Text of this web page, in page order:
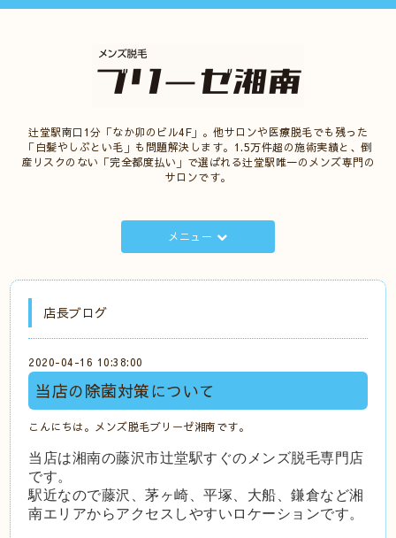
辻堂駅南口1分「なか卯のビル4F」。他サロンや医療脱毛でも残った
「白髪やしぶとい毛」も問題解決します。1.5万件超の施術実績と、倒
産リスクのない「完全都度払い」で選ばれる辻堂駅唯一のメンズ専門の
サロンです。
メニュー
店長ブログ
2020-04-16 10:38:00
当店の除菌対策について
こんにちは。メンズ脱毛ブリーゼ湘南です。
当店は湘南の藤沢市辻堂駅すぐのメンズ脱毛専門店
です。
駅近なので藤沢、茅ヶ崎、平塚、大船、鎌倉など湘
南エリアからアクセスしやすいロケーションです。